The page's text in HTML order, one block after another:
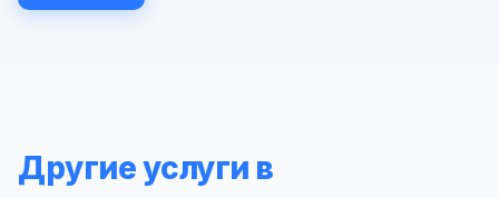
Другие услуги в